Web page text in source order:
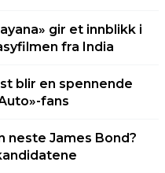
gir et innblikk i
fra India
blir en spennende
fans
neste James Bond?